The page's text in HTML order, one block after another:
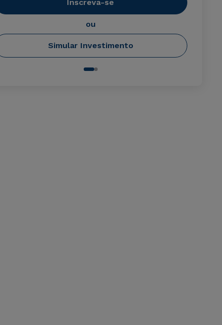
Inscreva-se
ou
Simular Investimento